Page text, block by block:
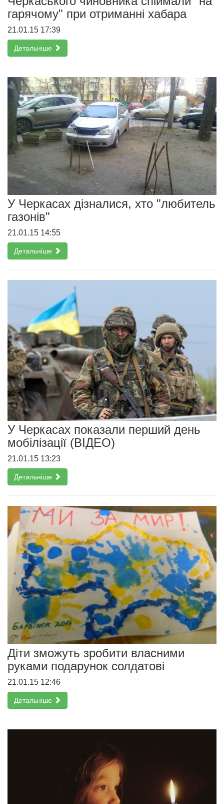
гарячому" при отриманні хабара
21.01.15 17:39
Детальніше
У Черкасах дізналися, хто "любитель
газонів"
21.01.15 14:55
Детальніше
У Черкасах показали перший день
мобілізації (ВІДЕО)
21.01.15 13:23
Детальніше
Діти зможуть зробити власними
руками подарунок солдатові
21.01.15 12:46
Детальніше